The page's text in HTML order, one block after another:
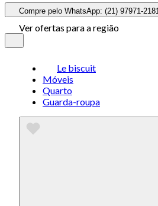
Compre pelo WhatsApp: (21) 97971-
Ver ofertas para a região
Le biscuit
Móveis
Quarto
Guarda-roupa